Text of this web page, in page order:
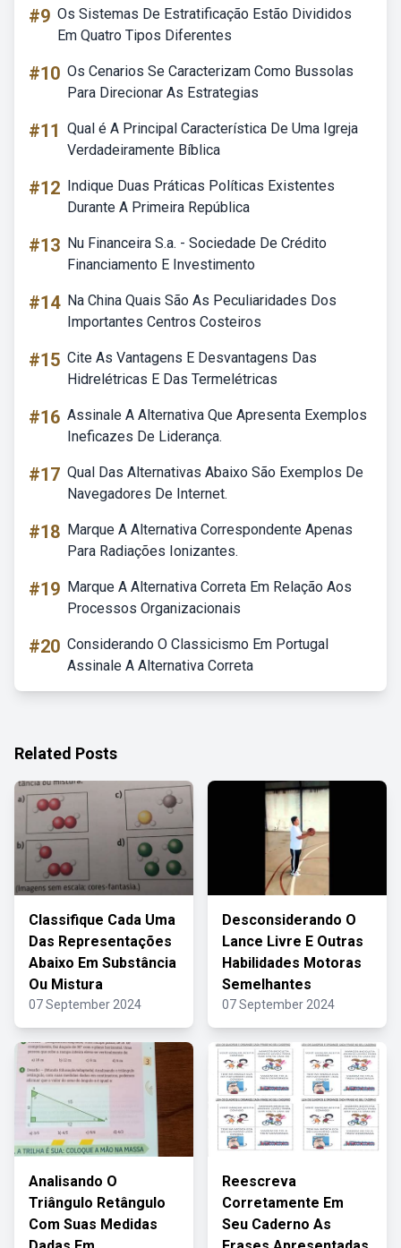
#9 Os Sistemas De Estratificação Estão Divididos
Em Quatro Tipos Diferentes
#10 Os Cenarios Se Caracterizam Como Bussolas
Para Direcionar As Estrategias
#11 Qual é A Principal Característica De Uma Igreja
Verdadeiramente Bíblica
#12 Indique Duas Práticas Políticas Existentes
Durante A Primeira República
#13 Nu Financeira S.a. - Sociedade De Crédito
Financiamento E Investimento
#14 Na China Quais São As Peculiaridades Dos
Importantes Centros Costeiros
#15 Cite As Vantagens E Desvantagens Das
Hidrelétricas E Das Termelétricas
#16 Assinale A Alternativa Que Apresenta Exemplos
Ineficazes De Liderança.
#17 Qual Das Alternativas Abaixo São Exemplos De
Navegadores De Internet.
#18 Marque A Alternativa Correspondente Apenas
Para Radiações Ionizantes.
#19 Marque A Alternativa Correta Em Relação Aos
Processos Organizacionais
#20 Considerando O Classicismo Em Portugal
Assinale A Alternativa Correta
Related Posts
Classifique Cada Uma
Das Representações
Abaixo Em Substância
Ou Mistura
07 September 2024
Desconsiderando O
Lance Livre E Outras
Habilidades Motoras
Semelhantes
07 September 2024
Analisando O
Triângulo Retângulo
Com Suas Medidas
Reescreva
Corretamente Em
Seu Caderno As